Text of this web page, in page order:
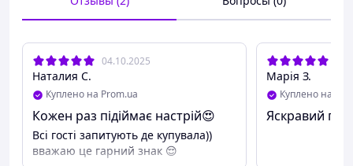
04.10.2025
Наталия С.
Куплено на Prom.ua
Кожен раз підіймає настрій😍
Всі гості запитують де купувала))
вважаю це гарний знак 😌
Марія З.
Куплено на
Яскравий